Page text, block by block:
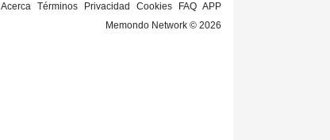
Acerca Términos Privacidad Cookies FAQ APP
Memondo Network © 2026